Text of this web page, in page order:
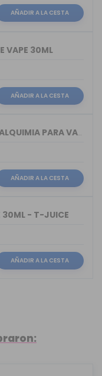
AÑADIR A LA CESTA
VAPE 30ML
AÑADIR A LA CESTA
TORMENTO AROMA ALQUIMIA PARA VAPERS 30ML
AÑADIR A LA CESTA
30ML - T-JUICE
AÑADIR A LA CESTA